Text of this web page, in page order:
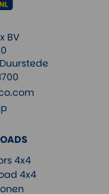
4x4
4x4
BV